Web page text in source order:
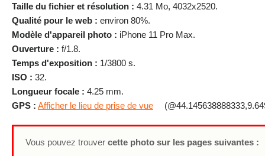
Taille du fichier et résolution : 4.31 Mo, 4032x2520.
Qualité pour le web : environ 80%.
Modèle d'appareil photo : iPhone 11 Pro Max.
Ouverture : f/1.8.
Temps d'exposition : 1/3800 s.
ISO : 32.
Longueur focale : 4.25 mm.
GPS : Afficher le lieu de prise de vue
Vous pouvez trouver cette photo sur les pages suivantes :